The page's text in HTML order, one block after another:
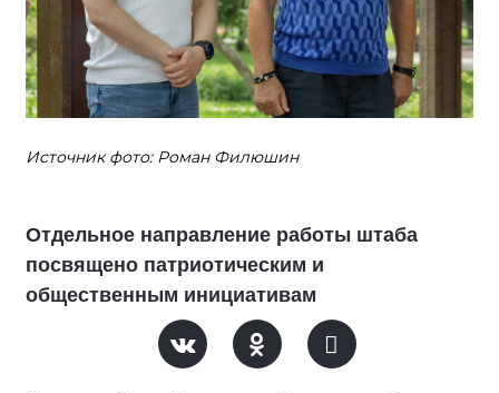
Источник фото: Роман Филюшин
Отдельное направление работы штаба
посвящено патриотическим и
общественным инициативам